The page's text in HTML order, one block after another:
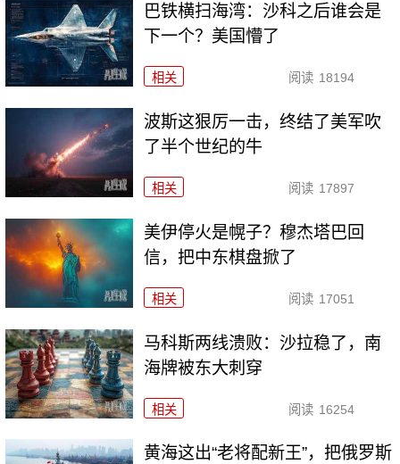
巴铁横扫海湾：沙科之后谁会是
下一个？美国懵了
相关 阅读 18194
波斯这狠厉一击，终结了美军吹
了半个世纪的牛
相关 阅读 17897
美伊停火是幌子？穆杰塔巴回
信，把中东棋盘掀了
相关 阅读 17051
马科斯两线溃败：沙拉稳了，南
海牌被东大刺穿
相关 阅读 16254
黄海这出“老将配新王”，把俄罗斯